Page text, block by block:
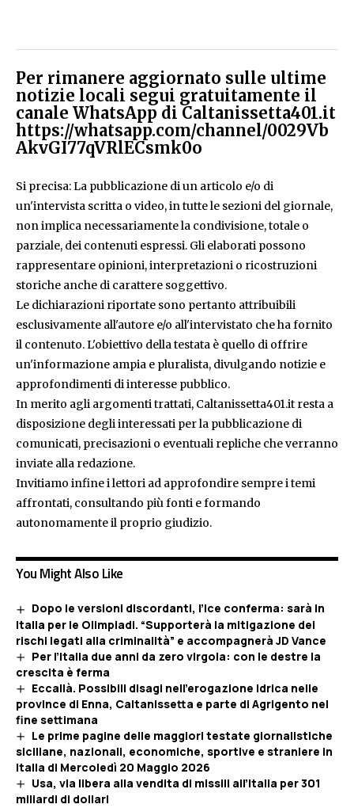
Per rimanere aggiornato sulle ultime
notizie locali segui gratuitamente il
canale WhatsApp di Caltanissetta401.it
https://whatsapp.com/channel/0029Vb
AkvGI77qVRlECsmk0o
Si precisa: La pubblicazione di un articolo e/o di
un'intervista scritta o video, in tutte le sezioni del giornale,
non implica necessariamente la condivisione, totale o
parziale, dei contenuti espressi. Gli elaborati possono
rappresentare opinioni, interpretazioni o ricostruzioni
storiche anche di carattere soggettivo.
Le dichiarazioni riportate sono pertanto attribuibili
esclusivamente all'autore e/o all'intervistato che ha fornito
il contenuto. L'obiettivo della testata è quello di offrire
un'informazione ampia e pluralista, divulgando notizie e
approfondimenti di interesse pubblico.
In merito agli argomenti trattati, Caltanissetta401.it resta a
disposizione degli interessati per la pubblicazione di
comunicati, precisazioni o eventuali repliche che verranno
inviate alla redazione.
Invitiamo infine i lettori ad approfondire sempre i temi
affrontati, consultando più fonti e formando
autonomamente il proprio giudizio.
You Might Also Like
Dopo le versioni discordanti, l’Ice conferma: sarà in
Italia per le Olimpiadi. “Supporterà la mitigazione dei
rischi legati alla criminalità” e accompagnerà JD Vance
Per l’Italia due anni da zero virgola: con le destre la
crescita è ferma
Eccallà. Possibili disagi nell’erogazione idrica nelle
province di Enna, Caltanissetta e parte di Agrigento nel
fine settimana
Le prime pagine delle maggiori testate giornalistiche
siciliane, nazionali, economiche, sportive e straniere in
Italia di Mercoledì 20 Maggio 2026
Usa, via libera alla vendita di missili all’Italia per 301
miliardi di dollari